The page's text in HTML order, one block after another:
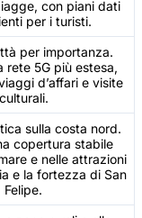
con piani dati
per i turisti.
per importanza.
rete 5G più estesa,
d’affari e visite
culturali.
sulla costa nord.
copertura stabile
e nelle attrazioni
e la fortezza di San
Felipe.